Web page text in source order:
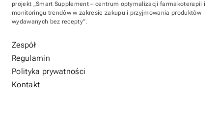
projekt „Smart Supplement – centrum optymalizacji farmakoterapii i
monitoringu trendów w zakresie zakupu i przyjmowania produktów
wydawanych bez recepty”.
Zespół
Regulamin
Polityka prywatności
Kontakt